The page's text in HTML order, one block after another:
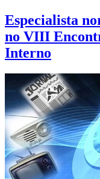
Especialista
no VIII
Interno